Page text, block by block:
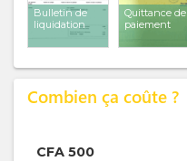
Bulletin de
liquidation
Quittance de
paiement
Combien ça coûte ?
CFA 500